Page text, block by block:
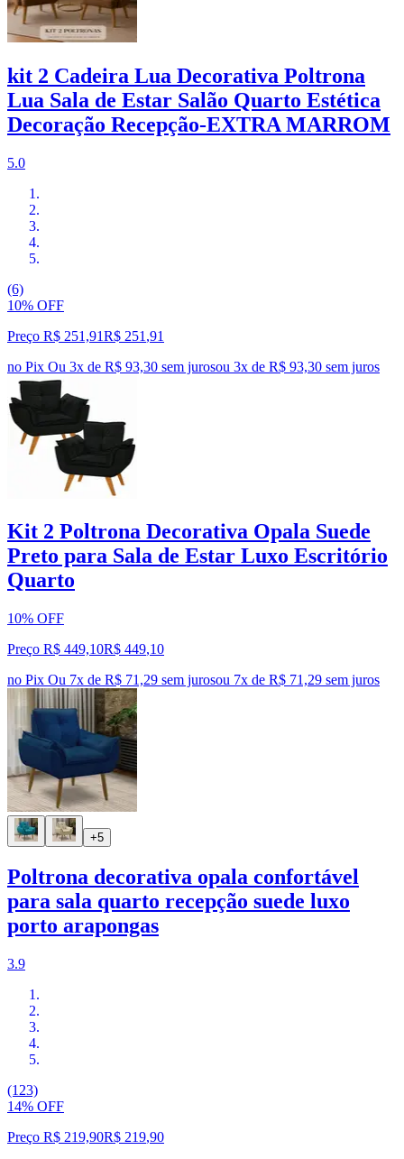
kit 2 Cadeira Lua Decorativa Poltrona
Lua Sala de Estar Salão Quarto Estética
Decoração Recepção-EXTRA MARROM
5.0
(6)
10% OFF
Preço R$ 251,91R$ 251 ,91
no Pix Ou 3x de R$ 93,30 sem jurosou 3x de R$ 93,30 sem juros
Kit 2 Poltrona Decorativa Opala Suede
Preto para Sala de Estar Luxo Escritório
Quarto
10% OFF
Preço R$ 449,10R$ 449,10
no Pix Ou 7x de R$ 71,29 sem jurosou 7x de R$ 71,29 sem juros
+5
Poltrona decorativa opala confortável
para sala quarto recepção suede luxo
porto arapongas
3.9
(123)
14% OFF
Preço R$ 219,90R$ 219,90